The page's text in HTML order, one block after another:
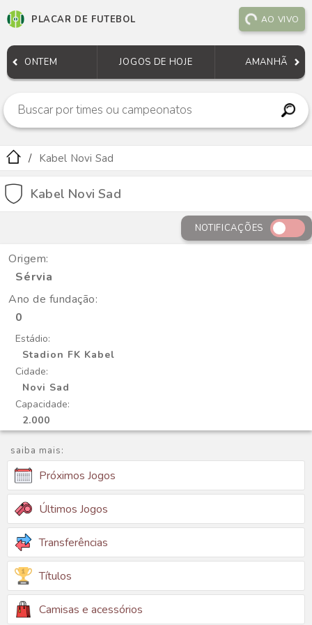
PLACAR DE FUTEBOL AO VIVO
ONTEM JOGOS DE HOJE AMANHÃ
Kabel Novi Sad
Kabel Novi Sad
NOTIFICAÇÕES
Origem:
Sérvia
Ano de fundação:
0
Estádio:
Stadion FK Kabel
Cidade:
Novi Sad
Capacidade:
2.000
saiba mais:
Próximos Jogos
Últimos Jogos
Transferências
Títulos
Camisas e acessórios